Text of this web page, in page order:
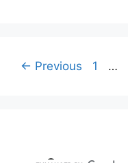
← Previous Page
1 …